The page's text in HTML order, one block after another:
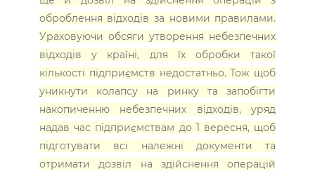
оброблення відходів за новими правилами.
Ураховуючи обсяги утворення небезпечних
відходів у країні, для їх обробки такої
кількості підприємств недостатньо. Тож щоб
уникнути колапсу на ринку та запобігти
накопиченню небезпечних відходів, уряд
надав час підприємствам до 1 вересня, щоб
підготувати всі належні документи та
отримати дозвіл на здійснення операцій